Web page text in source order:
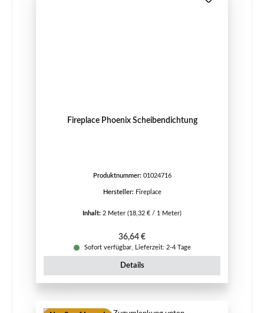
Fireplace Phoenix Scheibendichtung
Produktnummer: 01024716
Hersteller: Fireplace
Inhalt: 2 Meter (18,32 € / 1 Meter)
Regulärer Preis:
36,64 €
Sofort verfügbar, Lieferzeit: 2-4 Tage
Details